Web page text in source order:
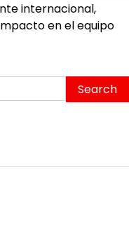
internacional,
en el equipo